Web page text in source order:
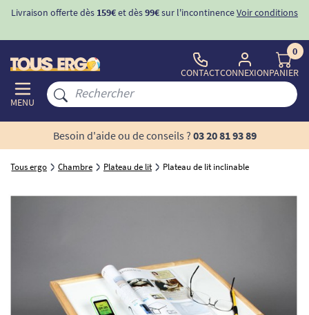
Livraison offerte dès 159€et dès99€sur l'incontinenceVoir conditions
MENU
CONTACTCONNEXION
0
PANIER
Besoin d'aide ou de conseils ? 03 20 81 93 89
Tous ergo Chambre Plateau de lit Plateau de lit inclinable